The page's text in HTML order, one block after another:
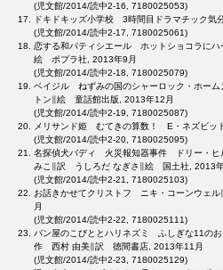
(児文館/2014/読中2-16, 7180025053)
ドキドキッズ小学校 3時間目ドラマチック
(児文館/2014/読中2-17, 7180025061)
恋する和パティシエール ホットショコラに
絵 ポプラ社, 2013年9月
(児文館/2014/読中2-18, 7180025079)
ベイジル ねずみの国のシャーロック・ホー
トン∥絵 童話館出版, 2013年12月
(児文館/2014/読中2-19, 7180025087)
メリサンド姫 むてきの算数！ E・ネズビッ
(児文館/2014/読中2-20, 7180025095)
名探偵犬バディ 火災報知器事件 ドリー・
みこ∥訳 うしろだ なぎさ∥絵 国土社, 2013
(児文館/2014/読中2-21, 7180025103)
お話きかせてクリストフ ニキ・コーンウェ
月
(児文館/2014/読中2-22, 7180025111)
パン屋のこびととハリネズミ ふしぎな11の
作 西村 由美∥訳 徳間書店, 2013年11月
(児文館/2014/読中2-23, 7180025129)